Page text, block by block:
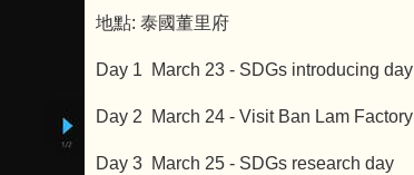
地點: 泰國董里府
Day 1 March 23 - SDGs introducing day
Day 2 March 24 - Visit Ban Lam Factory
Day 3 March 25 - SDGs research day